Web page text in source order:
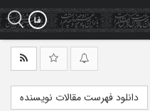
دانلود فهرست مقالات نویسنده